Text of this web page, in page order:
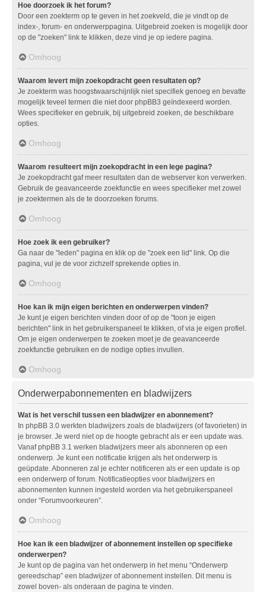
Hoe doorzoek ik het forum?
Door een zoekterm op te geven in het zoekveld, die je vindt op de
index-, forum- en onderwerppagina. Uitgebreid zoeken is mogelijk door
op de "zoeken" link te klikken, deze vind je op iedere pagina.
Omhoog
Waarom levert mijn zoekopdracht geen resultaten op?
Je zoekterm was hoogstwaarschijnlijk niet specifiek genoeg en bevatte
mogelijk teveel termen die niet door phpBB3 geïndexeerd worden.
Wees specifieker en gebruik, bij uitgebreid zoeken, de beschikbare
opties.
Omhoog
Waarom resulteert mijn zoekopdracht in een lege pagina?
Je zoekopdracht gaf meer resultaten dan de webserver kon verwerken.
Gebruik de geavanceerde zoekfunctie en wees specifieker met zowel
je zoektermen als de te doorzoeken forums.
Omhoog
Hoe zoek ik een gebruiker?
Ga naar de "leden" pagina en klik op de "zoek een lid" link. Op die
pagina, vul je de voor zichzelf sprekende opties in.
Omhoog
Hoe kan ik mijn eigen berichten en onderwerpen vinden?
Je kunt je eigen berichten vinden door of op de "toon je eigen
berichten" link in het gebruikerspaneel te klikken, of via je eigen profiel.
Om je eigen onderwerpen te zoeken moet je de geavanceerde
zoekfunctie gebruiken en de nodige opties invullen.
Omhoog
Onderwerpabonnementen en bladwijzers
Wat is het verschil tussen een bladwijzer en abonnement?
In phpBB 3.0 werkten bladwijzers zoals de bladwijzers (of favorieten) in
je browser. Je werd niet op de hoogte gebracht als er een update was.
Vanaf phpBB 3.1 werken bladwijzers meer als abonneren op een
onderwerp. Je kunt een notificatie krijgen als het onderwerp is
geüpdate. Abonneren zal je echter notificeren als er een update is op
een onderwerp of forum. Notificatieopties voor bladwijzers en
abonnementen kunnen ingesteld worden via het gebruikerspaneel
onder “Forumvoorkeuren”.
Omhoog
Hoe kan ik een bladwijzer of abonnement instellen op specifieke
onderwerpen?
Je kunt op de pagina van het onderwerp in het menu “Onderwerp
gereedschap” een bladwijzer of abonnement instellen. Dit menu is
zowel boven- als onderaan de pagina te vinden.